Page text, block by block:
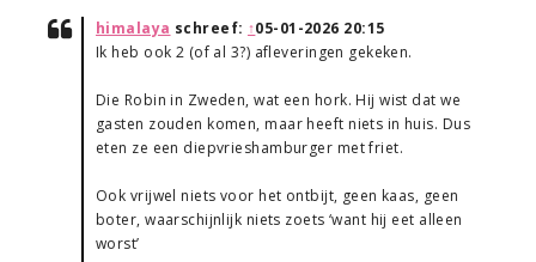
himalaya schreef: ↑05-01-2026 20:15
Ik heb ook 2 (of al 3?) afleveringen gekeken.
Die Robin in Zweden, wat een hork. Hij wist dat we
gasten zouden komen, maar heeft niets in huis. Dus
eten ze een diepvrieshamburger met friet.
Ook vrijwel niets voor het ontbijt, geen kaas, geen
boter, waarschijnlijk niets zoets ‘want hij eet alleen
worst’